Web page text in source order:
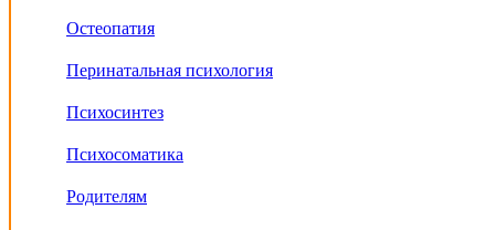
Остеопатия
Перинатальная психология
Психосинтез
Психосоматика
Родителям